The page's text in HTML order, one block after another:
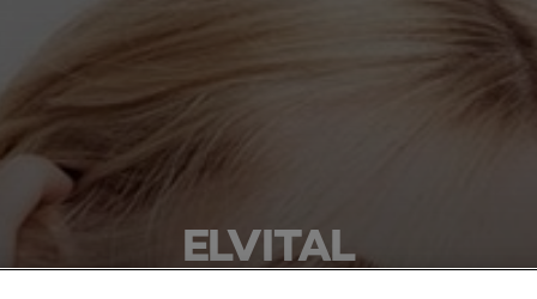
ELVITAL